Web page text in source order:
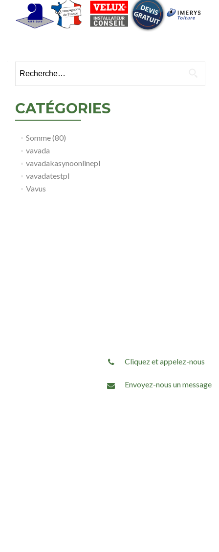
CATÉGORIES
Somme (80)
vavada
vavadakasynoonlinepl
vavadatestpl
Vavus
Cliquez et appelez-nous
Envoyez-nous un message